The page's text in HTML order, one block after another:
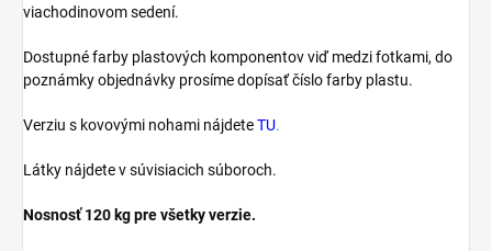
viachodinovom sedení.
Dostupné farby plastových komponentov viď medzi fotkami, do
poznámky objednávky prosíme dopísať číslo farby plastu.
Verziu s kovovými nohami nájdeteTU.
Látky nájdete v súvisiacich súboroch.
Nosnosť 120 kg pre všetky verzie.